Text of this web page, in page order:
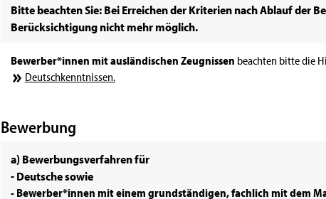
Bitte beachten Sie: Bei Erreichen der Kriterien nach Ablauf der
Berücksichtigung nicht mehr möglich.
Bewerber*innen mit ausländischen Zeugnissen beachten bitte die
Deutschkenntnissen.
Bewerbung
a) Bewerbungsverfahren für
- Deutsche sowie
- Bewerber*innen mit einem grundständigen, fachlich mit dem